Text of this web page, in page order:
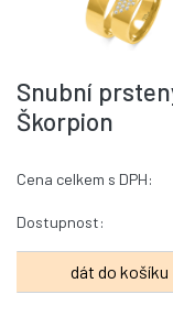
Snubní
Škorpion
Cena celkem s DPH:
Dostupnost: